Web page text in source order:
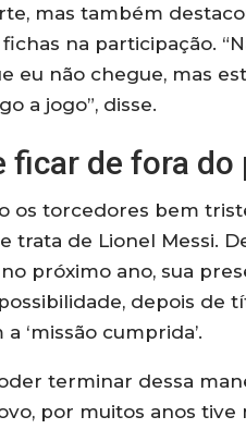
mas também
na participação.
eu não chegue, mas
a jogo”, disse.
ficar de fora
os torcedores bem
trata de Lionel Messi.
próximo ano, sua
depois de
‘missão cumprida’.
terminar dessa
por muitos anos